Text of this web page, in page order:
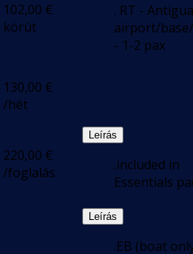
102,00 €
körút
. RT - Antigua
airport/
- 1-2 pax
130,00 €
/hét
220,00 €
/foglalás
Leírás
.included in
Essentials
Leírás
.EB (boat